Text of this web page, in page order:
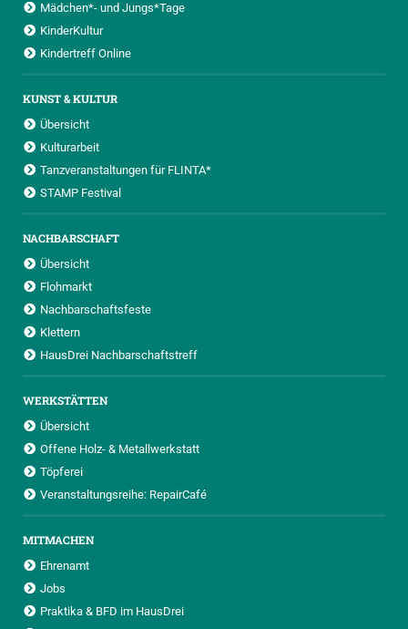
Mädchen*- und Jungs*Tage
KinderKultur
Kindertreff Online
KUNST & KULTUR
Übersicht
Kulturarbeit
Tanzveranstaltungen für FLINTA*
STAMP Festival
NACHBARSCHAFT
Übersicht
Flohmarkt
Nachbarschaftsfeste
Klettern
HausDrei Nachbarschaftstreff
WERKSTÄTTEN
Übersicht
Offene Holz- & Metallwerkstatt
Töpferei
Veranstaltungsreihe: RepairCafé
MITMACHEN
Ehrenamt
Jobs
Praktika & BFD im HausDrei